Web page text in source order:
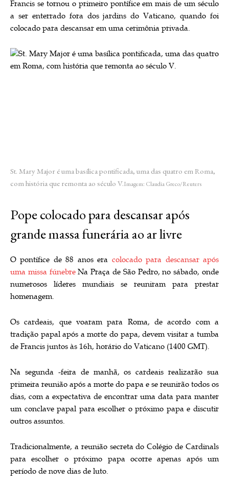
Francis se tornou o primeiro pontífice em mais de um século
a ser enterrado fora dos jardins do Vaticano, quando foi
colocado para descansar em uma cerimônia privada.
St. Mary Major é uma basílica pontificada, uma das quatro em Roma,
com história que remonta ao século V.Imagem: Claudia Greco/Reuters
Pope colocado para descansar após
grande massa funerária ao ar livre
O pontífice de 88 anos era colocado para descansar após
uma missa fúnebreNa Praça de São Pedro, no sábado, onde
numerosos líderes mundiais se reuniram para prestar
homenagem.
Os cardeais, que voaram para Roma, de acordo com a
tradição papal após a morte do papa, devem visitar a tumba
de Francis juntos às 16h, horário do Vaticano (1400 GMT).
Na segunda -feira de manhã, os cardeais realizarão sua
primeira reunião após a morte do papa e se reunirão todos os
dias, com a expectativa de encontrar uma data para manter
um conclave papal para escolher o próximo papa e discutir
outros assuntos.
Tradicionalmente, a reunião secreta do Colégio de Cardinals
para escolher o próximo papa ocorre apenas após um
período de nove dias de luto.